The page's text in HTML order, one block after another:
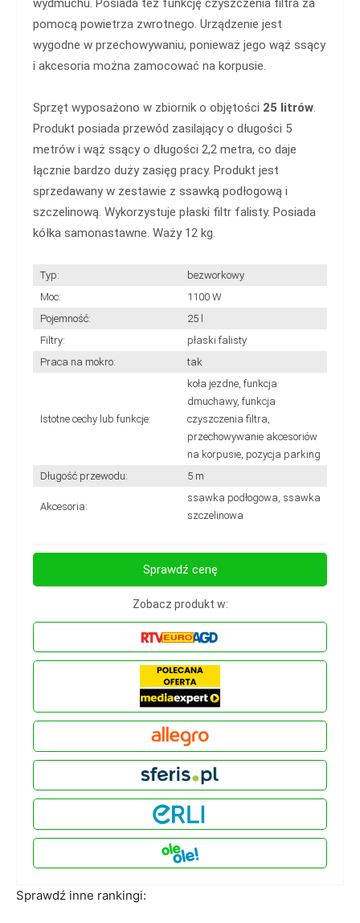
wydmuchu. Posiada też funkcję czyszczenia filtra za
pomocą powietrza zwrotnego. Urządzenie jest
wygodne w przechowywaniu, ponieważ jego wąż ssący
i akcesoria można zamocować na korpusie.
Sprzęt wyposażono w zbiornik o objętości 25 litrów.
Produkt posiada przewód zasilający o długości 5
metrów i wąż ssący o długości 2,2 metra, co daje
łącznie bardzo duży zasięg pracy. Produkt jest
sprzedawany w zestawie z ssawką podłogową i
szczelinową. Wykorzystuje płaski filtr falisty. Posiada
kółka samonastawne. Waży 12 kg.
Typ:
bezworkowy
Moc:
1100 W
Pojemność:
25 l
Filtry:
płaski falisty
Praca na mokro:
tak
Istotne cechy lub funkcje:
koła jezdne, funkcja
dmuchawy, funkcja
czyszczenia filtra,
przechowywanie akcesoriów
na korpusie, pozycja parking
Długość przewodu:
5 m
Akcesoria:
ssawka podłogowa, ssawka
szczelinowa
Sprawdź cenę
Zobacz produkt w:
Sprawdź inne rankingi: